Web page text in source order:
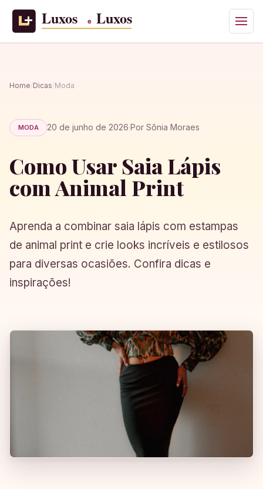
Home/Dicas/Moda
MODA 20 de junho de 2026·Por Sônia Moraes
Como Usar Saia Lápis
com Animal Print
Aprenda a combinar saia lápis com estampas
de animal print e crie looks incríveis e estilosos
para diversas ocasiões. Confira dicas e
inspirações!